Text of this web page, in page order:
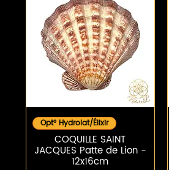
Aperçu rapide
Opt° Hydrolat/Élixir
COQUILLE SAINT
JACQUES Patte de Lion -
12x16cm